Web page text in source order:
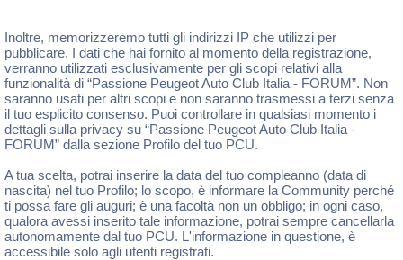
Inoltre, memorizzeremo tutti gli indirizzi IP che utilizzi per
pubblicare. I dati che hai fornito al momento della registrazione,
verranno utilizzati esclusivamente per gli scopi relativi alla
funzionalità di “Passione Peugeot Auto Club Italia - FORUM”. Non
saranno usati per altri scopi e non saranno trasmessi a terzi senza
il tuo esplicito consenso. Puoi controllare in qualsiasi momento i
dettagli sulla privacy su “Passione Peugeot Auto Club Italia -
FORUM” dalla sezione Profilo del tuo PCU.
A tua scelta, potrai inserire la data del tuo compleanno (data di
nascita) nel tuo Profilo; lo scopo, è informare la Community perché
ti possa fare gli auguri; è una facoltà non un obbligo; in ogni caso,
qualora avessi inserito tale informazione, potrai sempre cancellarla
autonomamente dal tuo PCU. L'informazione in questione, è
accessibile solo agli utenti registrati.